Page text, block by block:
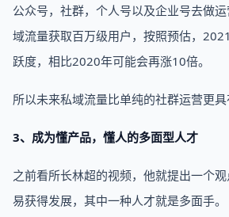
公众号，社群，个人号以及企业号去做
域流量获取百万级用户，按照预估，
跃度，相比2020年可能会再涨10倍。
所以未来私域流量比单纯的社群运营更具
3、成为懂产品，懂人的多面型人才
之前看所长林超的视频，他就提出一个
易获得发展，其中一种人才就是多面手。